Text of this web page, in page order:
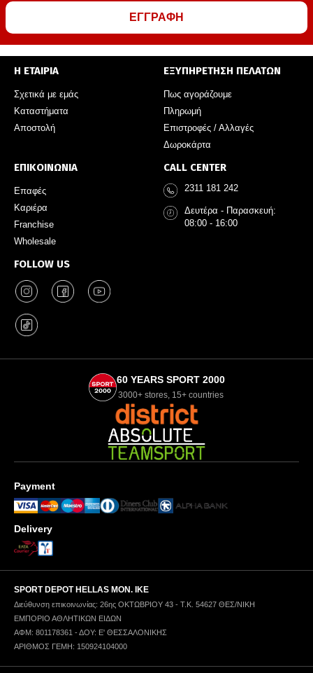
ΕΓΓΡΑΦΗ
Η ΕΤΑΙΡΙΑ
Σχετικά με εμάς
Καταστήματα
Αποστολή
ΕΞΥΠΗΡΕΤΗΣΗ ΠΕΛΑΤΩΝ
Πως αγοράζουμε
Πληρωμή
Επιστροφές / Αλλαγές
Δωροκάρτα
ΕΠΙΚΟΙΝΩΝΙΑ
Επαφές
Καριέρα
Franchise
Wholesale
FOLLOW US
CALL CENTER
2311 181 242
Δευτέρα - Παρασκευή:
08:00 - 16:00
60 YEARS SPORT 2000
3000+ stores, 15+ countries
Payment
Delivery
SPORT DEPOT HELLAS ΜΟΝ. ΙΚΕ
Διεύθυνση επικοινωνίας: 26ης ΟΚΤΩΒΡΙΟΥ 43 - Τ.Κ. 54627 ΘΕΣ/ΝΙΚΗ
ΕΜΠΟΡΙΟ ΑΘΛΗΤΙΚΩΝ ΕΙΔΩΝ
ΑΦΜ: 801178361 - ΔΟΥ: Ε' ΘΕΣΣΑΛΟΝΙΚΗΣ
ΑΡΙΘΜΟΣ ΓΕΜΗ: 150924104000